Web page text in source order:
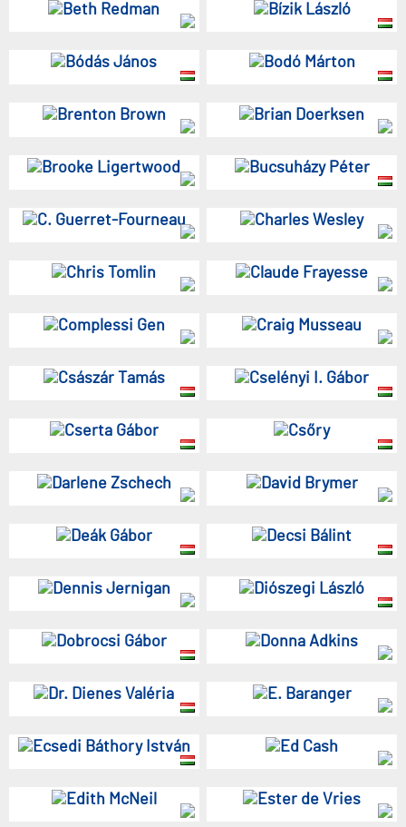
Beth Redman Bízik László
Bódás János Bodó Márton
Brenton Brown Brian Doerksen
Brooke Ligertwood Bucsuházy Péter
C. Guerret-Fourneau Charles Wesley
Chris Tomlin Claude Frayesse
Complessi Gen Craig Musseau
Császár Tamás Cselényi I. Gábor
Cserta Gábor Csőry
Darlene Zschech David Brymer
Deák Gábor Decsi Bálint
Dennis Jernigan Diószegi László
Dobrocsi Gábor Donna Adkins
Dr. Dienes Valéria E. Baranger
Ecsedi Báthory István Ed Cash
Edith McNeil Ester de Vries